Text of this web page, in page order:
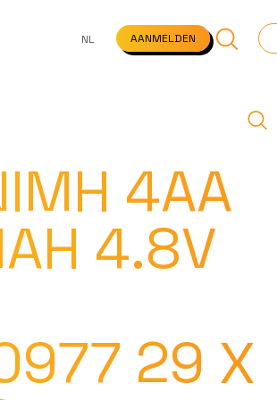
VEELGESTELDE VRAGEN STARTPAGINA
NL AANMELDEN
4AA
4.8V
29 X